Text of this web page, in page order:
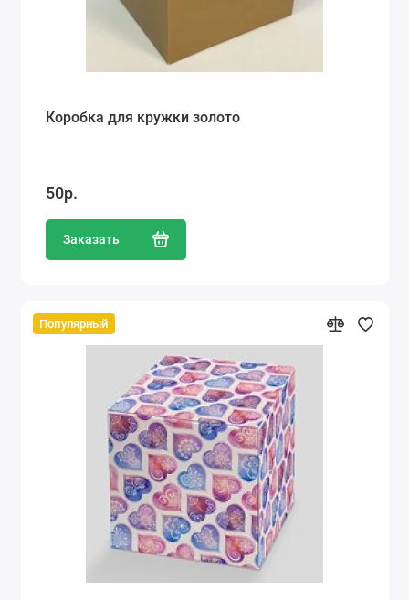
Коробка для кружки золото
50р.
Заказать
Популярный